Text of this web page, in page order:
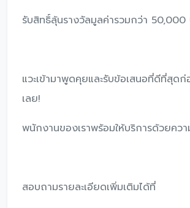
รับสิทธิ์ลุ้นรางวัลมูลค่ารวมกว่า
แวะเข้ามาพูดคุยและรับข้อเสนอที่ดีที่สุดก่
เลย!
พนักงานของเราพร้อมให้บริการด้วยควา
สอบถามรายละเอียดเพิ่มเติมได้ที่